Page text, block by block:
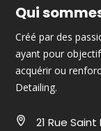
Qui
Créé par des
ayant pour
acquérir ou
Detailing.
21 Rue